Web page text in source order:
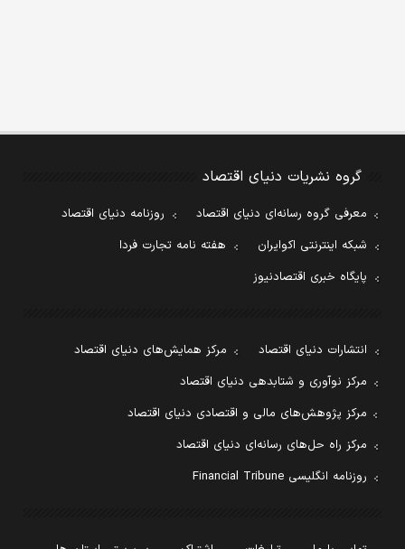
گروه نشریات دنیای اقتصاد
معرفی گروه رسانه‌ای دنیای اقتصاد
روزنامه دنیای اقتصاد
شبکه اینترنتی اکوایران
هفته نامه تجارت فردا
پایگاه خبری اقتصادنیوز
انتشارات دنیای اقتصاد
مرکز همایش‌های دنیای اقتصاد
مرکز نوآوری و شتابدهی دنیای اقتصاد
مرکز پژوهش‌های مالی و اقتصادی دنیای اقتصاد
مرکز راه حل‌های رسانه‌ای دنیای اقتصاد
روزنامه انگلیسی Financial Tribune